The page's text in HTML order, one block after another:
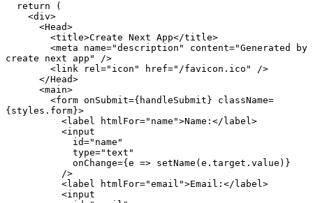
  return (
    <div>
      <Head>
        <title>Create Next App</title>
create next app" />
        <link rel="icon" href="/favicon.ico" />
      </Head>
      <main>
{styles.form}>
          <label htmlFor="name">Name:</label>
          <input
            id="name"
            type="text"
            onChange={e => setName(e.target.value)}
          />
          <label htmlFor="email">Email:</label>
          <input